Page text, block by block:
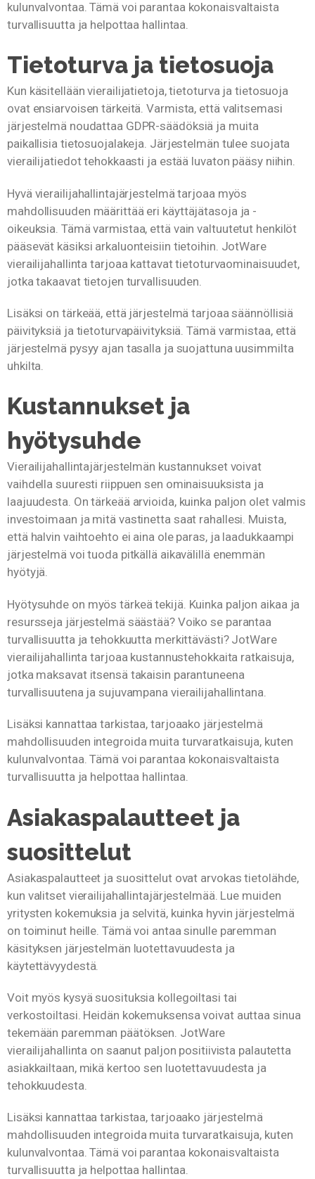
kulunvalvontaa. Tämä voi parantaa kokonaisvaltaista
turvallisuutta ja helpottaa hallintaa.
Tietoturva ja tietosuoja
Kun käsitellään vierailijatietoja, tietoturva ja tietosuoja
ovat ensiarvoisen tärkeitä. Varmista, että valitsemasi
järjestelmä noudattaa GDPR-säädöksiä ja muita
paikallisia tietosuojalakeja. Järjestelmän tulee suojata
vierailijatiedot tehokkaasti ja estää luvaton pääsy niihin.
Hyvä vierailijahallintajärjestelmä tarjoaa myös
mahdollisuuden määrittää eri käyttäjätasoja ja -
oikeuksia. Tämä varmistaa, että vain valtuutetut henkilöt
pääsevät käsiksi arkaluonteisiin tietoihin. JotWare
vierailijahallinta tarjoaa kattavat tietoturvaominaisuudet,
jotka takaavat tietojen turvallisuuden.
Lisäksi on tärkeää, että järjestelmä tarjoaa säännöllisiä
päivityksiä ja tietoturvapäivityksiä. Tämä varmistaa, että
järjestelmä pysyy ajan tasalla ja suojattuna uusimmilta
uhkilta.
Kustannukset ja
hyötysuhde
Vierailijahallintajärjestelmän kustannukset voivat
vaihdella suuresti riippuen sen ominaisuuksista ja
laajuudesta. On tärkeää arvioida, kuinka paljon olet valmis
investoimaan ja mitä vastinetta saat rahallesi. Muista,
että halvin vaihtoehto ei aina ole paras, ja laadukkaampi
järjestelmä voi tuoda pitkällä aikavälillä enemmän
hyötyjä.
Hyötysuhde on myös tärkeä tekijä. Kuinka paljon aikaa ja
resursseja järjestelmä säästää? Voiko se parantaa
turvallisuutta ja tehokkuutta merkittävästi? JotWare
vierailijahallinta tarjoaa kustannustehokkaita ratkaisuja,
jotka maksavat itsensä takaisin parantuneena
turvallisuutena ja sujuvampana vierailijahallintana.
Lisäksi kannattaa tarkistaa, tarjoaako järjestelmä
mahdollisuuden integroida muita turvaratkaisuja, kuten
kulunvalvontaa. Tämä voi parantaa kokonaisvaltaista
turvallisuutta ja helpottaa hallintaa.
Asiakaspalautteet ja
suosittelut
Asiakaspalautteet ja suosittelut ovat arvokas tietolähde,
kun valitset vierailijahallintajärjestelmää. Lue muiden
yritysten kokemuksia ja selvitä, kuinka hyvin järjestelmä
on toiminut heille. Tämä voi antaa sinulle paremman
käsityksen järjestelmän luotettavuudesta ja
käytettävyydestä.
Voit myös kysyä suosituksia kollegoiltasi tai
verkostoiltasi. Heidän kokemuksensa voivat auttaa sinua
tekemään paremman päätöksen. JotWare
vierailijahallinta on saanut paljon positiivista palautetta
asiakkailtaan, mikä kertoo sen luotettavuudesta ja
tehokkuudesta.
Lisäksi kannattaa tarkistaa, tarjoaako järjestelmä
mahdollisuuden integroida muita turvaratkaisuja, kuten
kulunvalvontaa. Tämä voi parantaa kokonaisvaltaista
turvallisuutta ja helpottaa hallintaa.